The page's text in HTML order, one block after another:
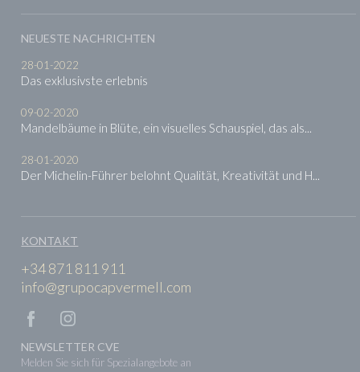
NEUESTE NACHRICHTEN
28-01-2022
Das exklusivste erlebnis
09-02-2020
Mandelbäume in Blüte, ein visuelles Schauspiel, das als...
28-01-2020
Der Michelin-Führer belohnt Qualität, Kreativität und H...
KONTAKT
+34 871 811 911
info@grupocapvermell.com
NEWSLETTER CVE
Melden Sie sich für Spezialangebote an